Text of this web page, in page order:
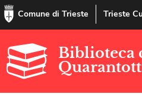
Comune di Trieste Trieste
Biblioteca